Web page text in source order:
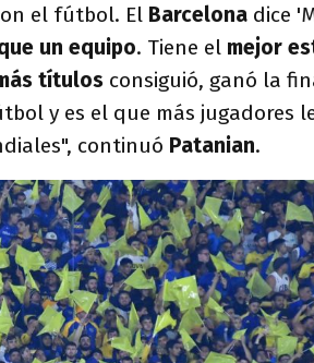
el fútbol. El Barcelona dice
un equipo. Tiene el mejor
títulos consiguió, ganó la
y es el que más jugadores
continuó Patanian.